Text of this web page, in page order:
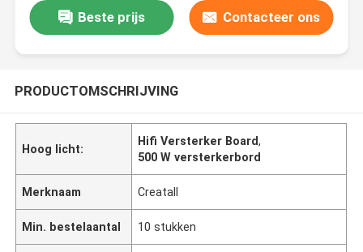
Beste prijs Contacteer ons
PRODUCTOMSCHRIJVING
Hoog licht:
Hifi Versterker Board,
500 W versterkerbord
Merknaam Creatall
Min. bestelaantal 10 stukken